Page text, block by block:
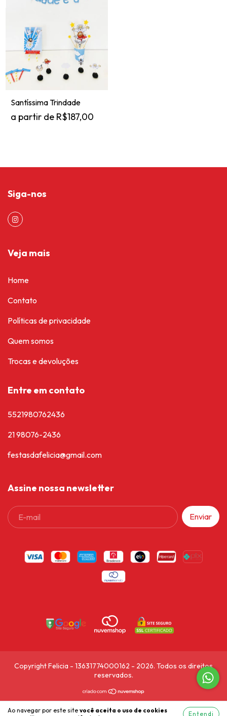
Ao navegar por este site você aceita o uso de cookies
Entendi
Santíssima Trindade
R$187,00
Siga-nos
Veja mais
Home
Contato
Políticas de privacidade
Quem somos
Trocas e devoluções
Entre em contato
5521980762436
21 98076-2436
festasdafelicia@gmail.com
Assine nossa newsletter
Copyright Felicia - 13631774000162 - 2026. Todos os direitos
reservados.